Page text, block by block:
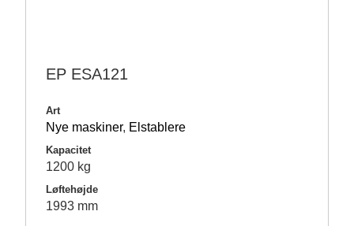
EP ESA121
Art
Nye maskiner, Elstablere
Kapacitet
1200 kg
Løftehøjde
1993 mm